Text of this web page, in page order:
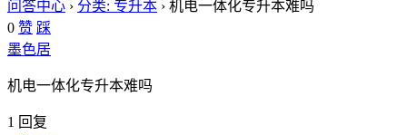
问答中心 › 分类: 专升本 › 机电一体化专升本难吗
0 赞 踩
墨色居
机电一体化专升本难吗
1 回复